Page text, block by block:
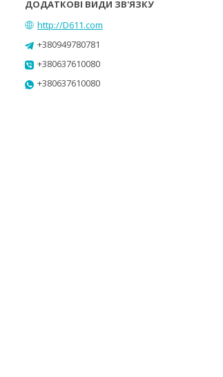
http://D611.com
+380949780781
+380637610080
+380637610080